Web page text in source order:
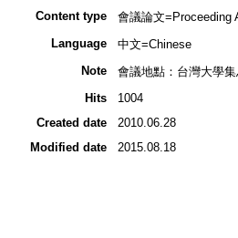
Content type
會議論文=Proceeding
Language
中文=Chinese
Note
會議地點：台灣大學
Hits
1004
Created date
2010.06.28
Modified date
2015.08.18